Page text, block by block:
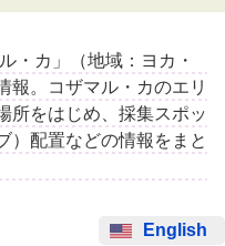
・カ」（地域：ヨカ・
報。コザマル・カのエリ
所をはじめ、採集スポッ
）配置などの情報をまと
English